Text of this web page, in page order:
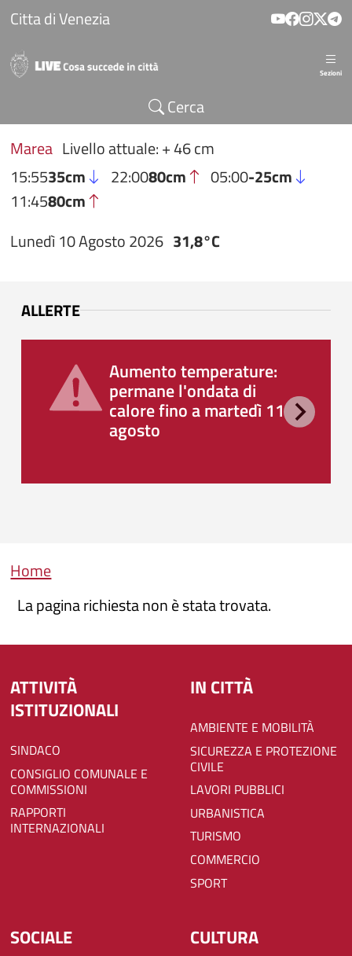
Salta al contenuto principale
Citta di Venezia
Sezioni
Cerca
Marea Livello attuale: + 46 cm
15:5535cm 22:0080cm 05:00-25cm
11:4580cm
Lunedì 10 Agosto 2026 31,8°C
ALLERTE
Aumento temperature:
permane l'ondata di
calore fino a martedì 11
agosto
Briciole di pane
Home
La pagina richiesta non è stata trovata.
ATTIVITÀ
ISTITUZIONALI
SINDACO
CONSIGLIO COMUNALE E
COMMISSIONI
RAPPORTI
INTERNAZIONALI
IN CITTÀ
AMBIENTE E MOBILITÀ
SICUREZZA E PROTEZIONE
CIVILE
LAVORI PUBBLICI
URBANISTICA
TURISMO
COMMERCIO
SPORT
SOCIALE CULTURA